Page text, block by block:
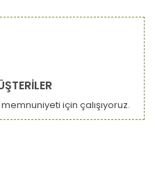
için çalışıyoruz.